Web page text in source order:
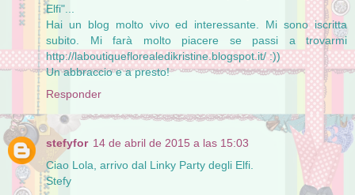
Elfi"...
Hai un blog molto vivo ed interessante. Mi sono iscritta
subito. Mi farà molto piacere se passi a trovarmi
http://laboutiqueflorealedikristine.blogspot.it/ :))
Un abbraccio e a presto!
Responder
stefyfor 14 de abril de 2015 a las 15:03
Ciao Lola, arrivo dal Linky Party degli Elfi.
Stefy